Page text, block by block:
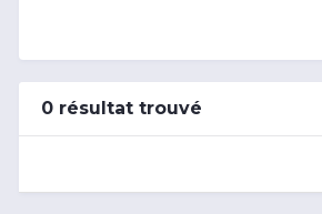
0 résultat trouvé